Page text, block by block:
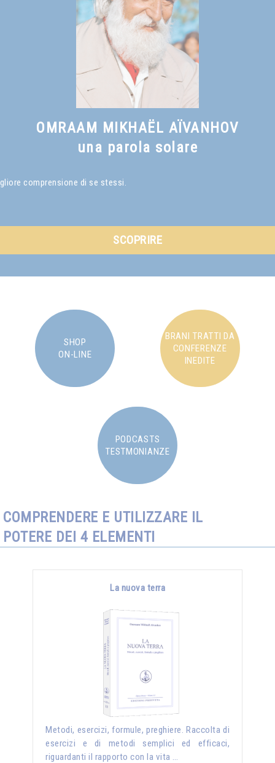
OMRAAM MIKHAËL AÏVANHOV
una parola solare
comprensione di se stessi.
SCOPRIRE
SHOP
ON-LINE
BRANI TRATTI DA
CONFERENZE
INEDITE
PODCASTS
TESTMONIANZE
COMPRENDERE E UTILIZZARE IL
POTERE DEI 4 ELEMENTI
La nuova terra
Metodi, esercizi, formule, preghiere. Raccolta di
esercizi e di metodi semplici ed efficaci,
riguardanti il rapporto con la vita …